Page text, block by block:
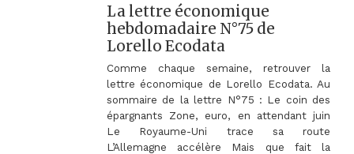
La lettre économique
hebdomadaire N°75 de
Lorello Ecodata
Comme chaque semaine, retrouver la
lettre économique de Lorello Ecodata. Au
sommaire de la lettre N°75 : Le coin des
épargnants Zone, euro, en attendant juin
Le Royaume-Uni trace sa route
L’Allemagne accélère Mais que fait la